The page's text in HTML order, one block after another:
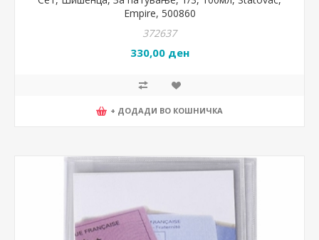
Empire, 500860
372637
330,00 ден
+ ДОДАДИ ВО КОШНИЧКА